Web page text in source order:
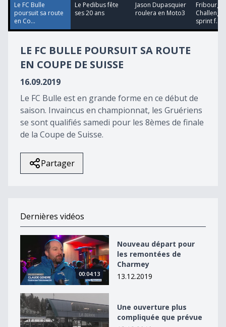
25
seconds
Le FC Bulle
poursuit sa route
en Co...
Le Pedibus fête
ses 20 ans
Jason Dupasquier
roulera en Moto3
Fribourg
sprint f...
LE FC BULLE POURSUIT SA ROUTE
EN COUPE DE SUISSE
16.09.2019
Le FC Bulle est en grande forme en ce début de
saison. Invaincus en championnat, les Gruériens
se sont qualifiés samedi pour les 8èmes de finale
de la Coupe de Suisse.
Partager
Dernières vidéos
Nouveau départ pour les remontées de Charmey
00:04:13
Nouveau départ pour
les remontées de
Charmey
13.12.2019
Une ouverture plus compliquée que prévue
Une ouverture plus
compliquée que prévue